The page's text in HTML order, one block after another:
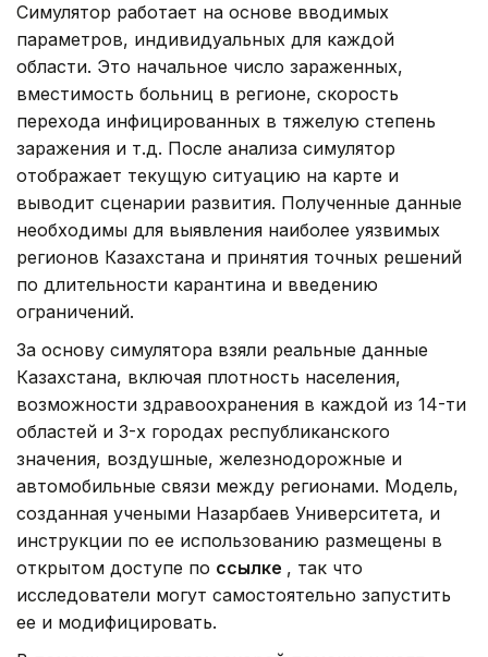
Симулятор работает на основе вводимых
параметров, индивидуальных для каждой
области. Это начальное число зараженных,
вместимость больниц в регионе, скорость
перехода инфицированных в тяжелую степень
заражения и т.д. После анализа симулятор
отображает текущую ситуацию на карте и
выводит сценарии развития. Полученные данные
необходимы для выявления наиболее уязвимых
регионов Казахстана и принятия точных решений
по длительности карантина и введению
ограничений.
За основу симулятора взяли реальные данные
Казахстана, включая плотность населения,
возможности здравоохранения в каждой из 14-ти
областей и 3-х городах республиканского
значения, воздушные, железнодорожные и
автомобильные связи между регионами. Модель,
созданная учеными Назарбаев Университета, и
инструкции по ее использованию размещены в
открытом доступе по ссылке , так что
исследователи могут самостоятельно запустить
ее и модифицировать.